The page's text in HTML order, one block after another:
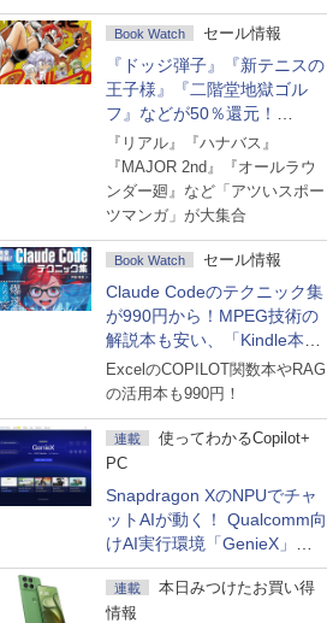
Book Watch セール情報
『ドッジ弾子』『新テニスの
王子様』『二階堂地獄ゴル
フ』などが50％還元！
Amazonマンガ週末セール
『リアル』『ハナバス』
『MAJOR 2nd』『オールラウ
ンダー廻』など「アツいスポー
ツマンガ」が大集合
Book Watch セール情報
Claude Codeのテクニック集
が990円から！MPEG技術の
解説本も安い、「Kindle本サ
マーセール」第2弾開始！
ExcelのCOPILOT関数本やRAG
の活用本も990円！
連載
使ってわかるCopilot+
PC
Snapdragon XのNPUでチャ
ットAIが動く！ Qualcomm向
けAI実行環境「GenieX」を
試してみた
連載
本日みつけたお買い得
情報